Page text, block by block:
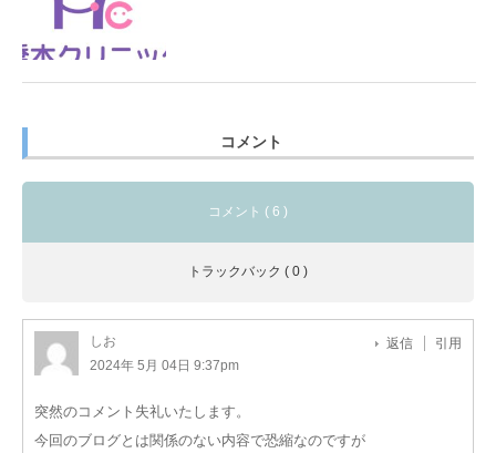
コメント
コメント ( 6 )
トラックバック ( 0 )
しお
2024年 5月 04日 9:37pm
返信 引用
突然のコメント失礼いたします。
今回のブログとは関係のない内容で恐縮なのですが